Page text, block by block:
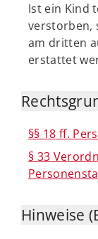
Ist ein Kind
verstorben,
am dritten
erstattet
§§ 18 ff.
§ 33
Hinweise